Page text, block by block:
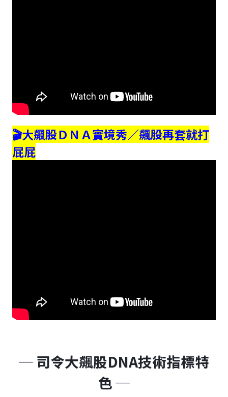
🎬大飆股ＤＮＡ實境秀／飆股再套就打
屁屁
─ 司令大飆股DNA技術指標特
色 ─